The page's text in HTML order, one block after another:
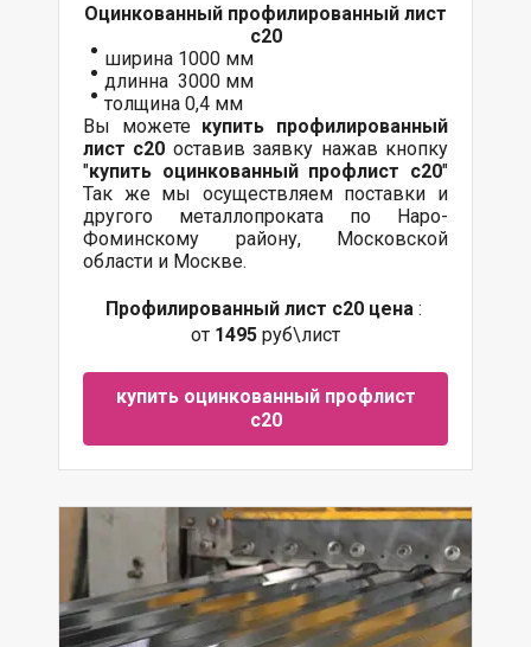
Оцинкованный профилированный лист
с20
ширина 1000 мм
длинна 3000 мм
толщина 0,4 мм
Вы можете купить профилированный
лист с20 оставив заявку нажав кнопку
"купить оцинкованный профлист с20"
Так же мы осуществляем поставки и
другого металлопроката по Наро-
Фоминскому району, Московской
области и Москве.
Профилированный лист с20 цена :
от 1495 руб\лист
купить оцинкованный профлист
с20